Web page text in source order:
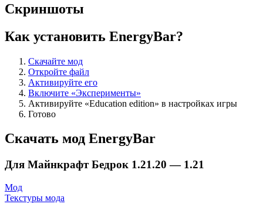
Скриншоты
Как установить EnergyBar?
Скачайте мод
Откройте файл
Активируйте его
Включите «Эксперименты»
Активируйте «Education edition» в настройках игры
Готово
Скачать мод EnergyBar
Для Майнкрафт Бедрок 1.21.20 — 1.21
Мод
Текстуры мода